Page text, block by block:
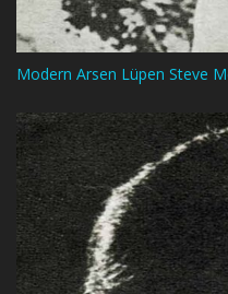
Modern Arsen Lüpen Steve